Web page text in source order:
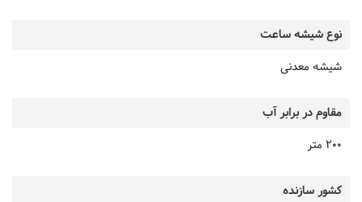
نوع شیشه ساعت
شیشه معدنی
مقاوم در برابر آب
200 متر
کشور سازنده